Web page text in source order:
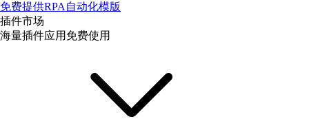
免费提供RPA自动化模版
插件市场
海量插件应用免费使用